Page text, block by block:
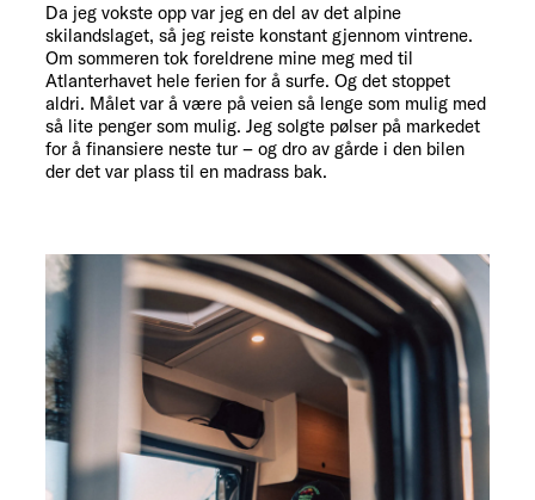
Da jeg vokste opp var jeg en del av det alpine
skilandslaget, så jeg reiste konstant gjennom vintrene.
Om sommeren tok foreldrene mine meg med til
Atlanterhavet hele ferien for å surfe. Og det stoppet
aldri. Målet var å være på veien så lenge som mulig med
så lite penger som mulig. Jeg solgte pølser på markedet
for å finansiere neste tur – og dro av gårde i den bilen
der det var plass til en madrass bak.